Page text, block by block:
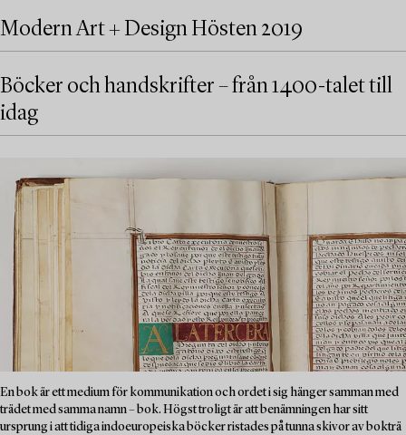
Modern Art + Design Hösten 2019
Böcker och handskrifter – från 1400-talet till
idag
En bok är ett medium för kommunikation och ordet i sig hänger samman med
trädet med samma namn – bok. Högst troligt är att benämningen har sitt
ursprung i att tidiga indoeuropeiska böcker ristades på tunna skivor av bokträ